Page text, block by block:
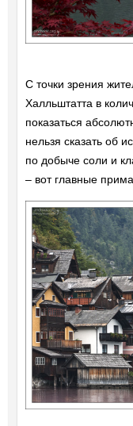
С точки зрения
Халльштатта в
показаться
нельзя сказать об
по добыче соли и
– вот главные